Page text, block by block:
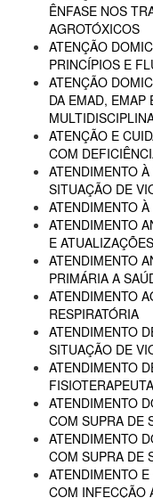
ÊNFASE NOS
AGROTÓXICOS
ATENÇÃO
PRINCÍPIOS E
ATENÇÃO
DA EMAD, EMAP
ATENÇÃO E
COM
ATENDIMENTO
SITUAÇÃO DE
ATENDIMENTO
ATENDIMENTO
E ATUALIZAÇÕES
ATENDIMENTO
PRIMÁRIA A
ATENDIMENTO
RESPIRATÓRIA
ATENDIMENTO
SITUAÇÃO DE
ATENDIMENTO
ATENDIMENTO
COM SUPRA DE
ATENDIMENTO
COM SUPRA DE
ATENDIMENTO
COM INFECÇÃO